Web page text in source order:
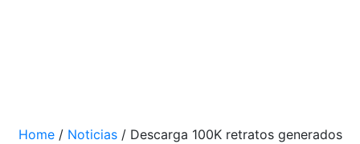
Home/ Noticias/ Descarga 100K retratos generados